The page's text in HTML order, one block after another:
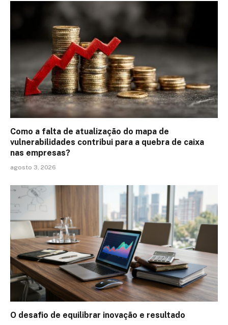
Como a falta de atualização do mapa de
vulnerabilidades contribui para a quebra de caixa
nas empresas?
agosto 3, 2026
O desafio de equilibrar inovação e resultado